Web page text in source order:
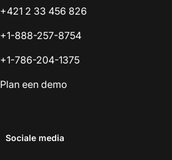
+421 2 33 456 826
+1-888-257-8754
+1-786-204-1375
Plan een demo
Sociale media